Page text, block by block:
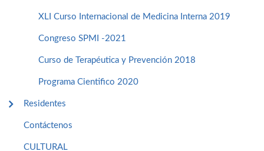
XLI Curso Internacional de Medicina Interna 2019
Congreso SPMI -2021
Curso de Terapéutica y Prevención 2018
Programa Cientifico 2020
Residentes
Contáctenos
CULTURAL